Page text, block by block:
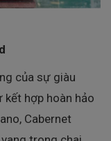
của sự giàu
hợp hoàn hảo
Cabernet